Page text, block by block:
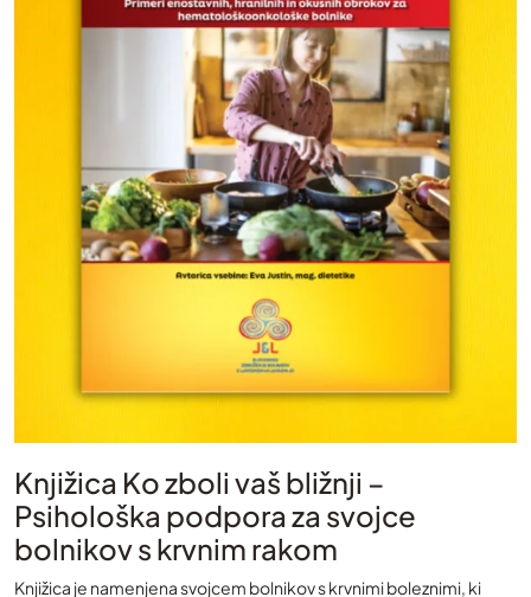
Knjižica Ko zboli vaš bližnji –
Psihološka podpora za svojce
bolnikov s krvnim rakom
Knjižica je namenjena svojcem bolnikov s krvnimi boleznimi, ki